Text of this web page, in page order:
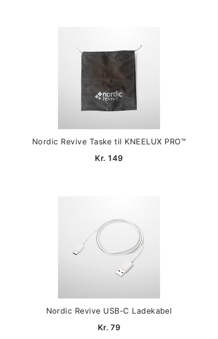
Nordic Revive Taske til KNEELUX PRO™
Kr. 149
Nordic Revive USB-C Ladekabel
Kr. 79